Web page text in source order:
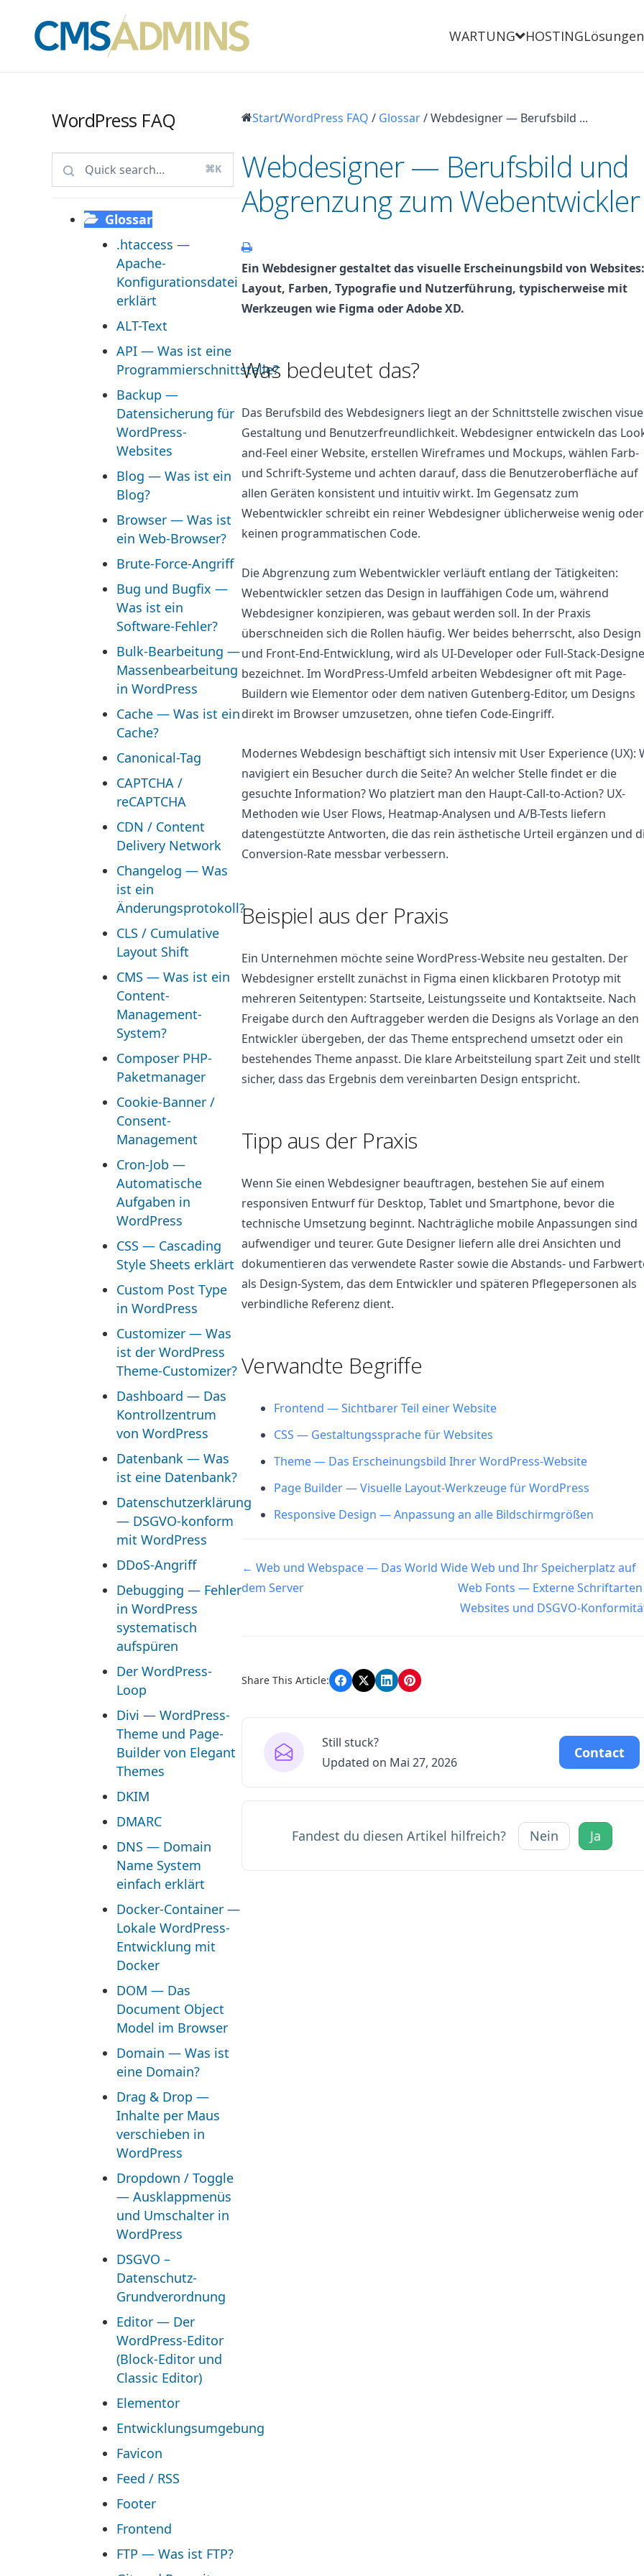
WARTUNG HOSTING
WordPress FAQ
⌘K
Glossar
.htaccess —
Apache-
Konfigurationsdatei
erklärt
ALT-Text
API — Was ist eine
Programmierschnittstelle?
Backup —
Datensicherung für
WordPress-
Websites
Blog — Was ist ein
Blog?
Browser — Was ist
ein Web-Browser?
Brute-Force-Angriff
Bug und Bugfix —
Was ist ein
Software-Fehler?
Bulk-Bearbeitung —
Massenbearbeitung
in WordPress
Cache — Was ist ein
Cache?
Canonical-Tag
CAPTCHA /
reCAPTCHA
CDN / Content
Delivery Network
Changelog — Was
ist ein
Änderungsprotokoll?
CLS / Cumulative
Layout Shift
CMS — Was ist ein
Content-
Management-
System?
Composer PHP-
Paketmanager
Cookie-Banner /
Consent-
Management
Cron-Job —
Automatische
Aufgaben in
WordPress
CSS — Cascading
Style Sheets erklärt
Custom Post Type
in WordPress
Customizer — Was
ist der WordPress
Theme-Customizer?
Dashboard — Das
Kontrollzentrum
von WordPress
Datenbank — Was
ist eine Datenbank?
Datenschutzerklärung
— DSGVO-konform
mit WordPress
DDoS-Angriff
Debugging — Fehler
in WordPress
systematisch
aufspüren
Der WordPress-
Loop
Divi — WordPress-
Theme und Page-
Builder von Elegant
Themes
DKIM
DMARC
DNS — Domain
Name System
einfach erklärt
Docker-Container —
Lokale WordPress-
Entwicklung mit
Docker
DOM — Das
Document Object
Model im Browser
Domain — Was ist
eine Domain?
Drag & Drop —
Inhalte per Maus
verschieben in
WordPress
Dropdown / Toggle
— Ausklappmenüs
und Umschalter in
WordPress
DSGVO –
Datenschutz-
Grundverordnung
Editor — Der
WordPress-Editor
(Block-Editor und
Classic Editor)
Elementor
Entwicklungsumgebung
Favicon
Feed / RSS
Footer
Frontend
FTP — Was ist FTP?
Start/WordPress FAQ / Glossar/Webdesigner — Berufsbild ...
Webdesigner — Berufsbild und
Abgrenzung zum Webentwickler
Ein Webdesigner gestaltet das visuelle Erscheinungsbild von Websites:
Layout, Farben, Typografie und Nutzerführung, typischerweise mit
Werkzeugen wie Figma oder Adobe XD.
Was bedeutet das?
Das Berufsbild des Webdesigners liegt an der Schnittstelle zwischen
Gestaltung und Benutzerfreundlichkeit. Webdesigner entwickeln das
and-Feel einer Website, erstellen Wireframes und Mockups, wählen Farb-
und Schrift-Systeme und achten darauf, dass die Benutzeroberfläche auf
allen Geräten konsistent und intuitiv wirkt. Im Gegensatz zum
Webentwickler schreibt ein reiner Webdesigner üblicherweise wenig oder
keinen programmatischen Code.
Die Abgrenzung zum Webentwickler verläuft entlang der Tätigkeiten:
Webentwickler setzen das Design in lauffähigen Code um, während
Webdesigner konzipieren, was gebaut werden soll. In der Praxis
überschneiden sich die Rollen häufig. Wer beides beherrscht, also Design
und Front-End-Entwicklung, wird als UI-Developer oder Full-Stack-
bezeichnet. Im WordPress-Umfeld arbeiten Webdesigner oft mit Page-
Buildern wie Elementor oder dem nativen Gutenberg-Editor, um Designs
direkt im Browser umzusetzen, ohne tiefen Code-Eingriff.
Modernes Webdesign beschäftigt sich intensiv mit User Experience (UX):
navigiert ein Besucher durch die Seite? An welcher Stelle findet er die
gesuchte Information? Wo platziert man den Haupt-Call-to-Action? UX-
Methoden wie User Flows, Heatmap-Analysen und A/B-Tests liefern
datengestützte Antworten, die das rein ästhetische Urteil ergänzen und
Conversion-Rate messbar verbessern.
Beispiel aus der Praxis
Ein Unternehmen möchte seine WordPress-Website neu gestalten. Der
Webdesigner erstellt zunächst in Figma einen klickbaren Prototyp mit
mehreren Seitentypen: Startseite, Leistungsseite und Kontaktseite. Nach
Freigabe durch den Auftraggeber werden die Designs als Vorlage an den
Entwickler übergeben, der das Theme entsprechend umsetzt oder ein
bestehendes Theme anpasst. Die klare Arbeitsteilung spart Zeit und stellt
sicher, dass das Ergebnis dem vereinbarten Design entspricht.
Tipp aus der Praxis
Wenn Sie einen Webdesigner beauftragen, bestehen Sie auf einem
responsiven Entwurf für Desktop, Tablet und Smartphone, bevor die
technische Umsetzung beginnt. Nachträgliche mobile Anpassungen sind
aufwendiger und teurer. Gute Designer liefern alle drei Ansichten und
dokumentieren das verwendete Raster sowie die Abstands- und
als Design-System, das dem Entwickler und späteren Pflegepersonen als
verbindliche Referenz dient.
Verwandte Begriffe
Frontend — Sichtbarer Teil einer Website
CSS — Gestaltungssprache für Websites
Theme — Das Erscheinungsbild Ihrer WordPress-Website
Page Builder — Visuelle Layout-Werkzeuge für WordPress
Responsive Design — Anpassung an alle Bildschirmgrößen
Navigation
← Web und Webspace — Das World Wide Web und Ihr Speicherplatz auf
dem Server
Web Fonts — Externe
Websites und DSGVO-
Share This Article:
Still stuck?
Updated on Mai 27, 2026
Contact
Fandest du diesen Artikel hilfreich? Nein Ja